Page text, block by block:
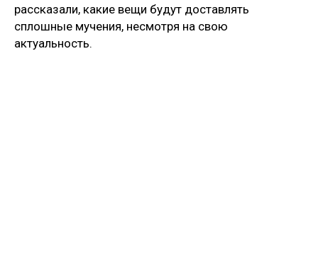
рассказали, какие вещи будут доставлять
сплошные мучения, несмотря на свою
актуальность.